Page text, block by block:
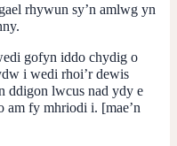
rhywun sy’n amlwg yn
gofyn iddo chydig o
i wedi rhoi’r dewis
ddigon lwcus nad ydy e
am fy mhriodi i. [mae’n